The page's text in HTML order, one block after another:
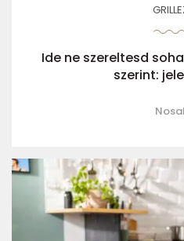
Ide ne szereltesd
szerint: